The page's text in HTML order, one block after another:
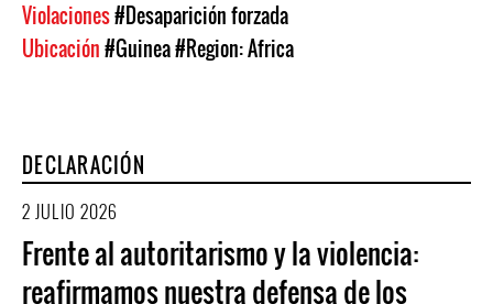
Violaciones#Desaparición forzada
Ubicación#Guinea#Region: Africa
DECLARACIÓN
2 JULIO 2026
Frente al autoritarismo y la violencia:
reafirmamos nuestra defensa de los